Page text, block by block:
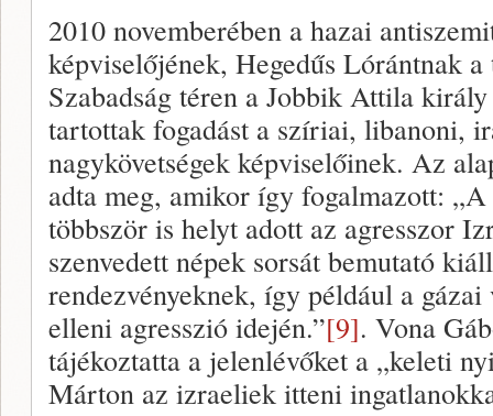
2010 novemberében a hazai
képviselőjének, Hegedűs Lórántnak
Szabadság téren a Jobbik Attila
tartottak fogadást a szíriai, libanoni,
nagykövetségek képviselőinek. Az
adta meg, amikor így fogalmazott:
többször is helyt adott az agresszor
szenvedett népek sorsát bemutató
rendezvényeknek, így például a
elleni agresszió idején.”[9]. Vona
tájékoztatta a jelenlévőket a „keleti
Márton az izraeliek itteni